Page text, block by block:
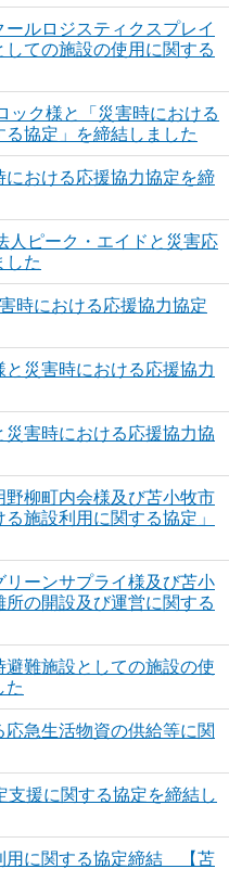
ルロジスティクスプレイ
ての施設の使用に関する
ック様と「災害時における
協定」を締結しました
おける応援協力協定を締
人ピーク・エイドと災害応
した
時における応援協力協定
災害時における応援協力
害時における応援協力協
柳町内会様及び苫小牧市
施設利用に関する協定」
ーンサプライ様及び苫小
の開設及び運営に関する
難施設としての施設の使
た
急生活物資の供給等に関
援に関する協定を締結し
用に関する協定締結 【苫